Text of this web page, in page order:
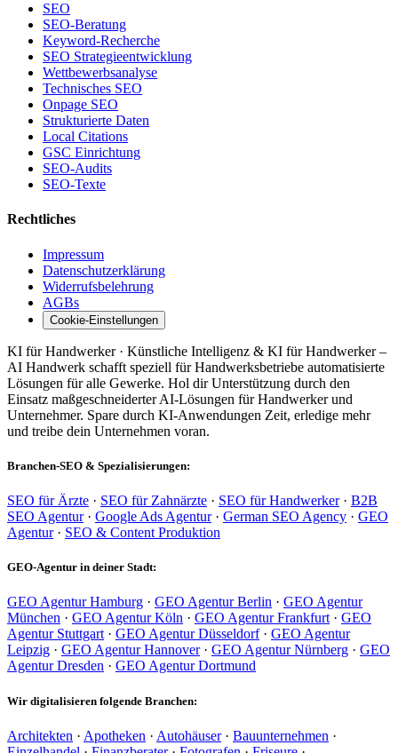
SEO
SEO-Beratung
Keyword-Recherche
SEO Strategieentwicklung
Wettbewerbsanalyse
Technisches SEO
Onpage SEO
Strukturierte Daten
Local Citations
GSC Einrichtung
SEO-Audits
SEO-Texte
Rechtliches
Impressum
Datenschutzerklärung
Widerrufsbelehrung
AGBs
Cookie-Einstellungen
KI für Handwerker · Künstliche Intelligenz & KI für Handwerker –
AI Handwerk schafft speziell für Handwerksbetriebe automatisierte
Lösungen für alle Gewerke. Hol dir Unterstützung durch den
Einsatz maßgeschneiderter AI-Lösungen für Handwerker und
Unternehmer. Spare durch KI-Anwendungen Zeit, erledige mehr
und treibe dein Unternehmen voran.
Branchen-SEO & Spezialisierungen:
SEO für Ärzte · SEO für Zahnärzte · SEO für Handwerker· B2B
SEO Agentur· Google Ads Agentur· German SEO Agency · GEO
Agentur· SEO & Content Produktion
GEO-Agentur in deiner Stadt:
GEO Agentur Hamburg · GEO Agentur Berlin · GEO Agentur
München · GEO Agentur Köln · GEO Agentur Frankfurt· GEO
Agentur Stuttgart· GEO Agentur Düsseldorf· GEO Agentur
Leipzig · GEO Agentur Hannover· GEO Agentur Nürnberg · GEO
Agentur Dresden · GEO Agentur Dortmund
Wir digitalisieren folgende Branchen:
Architekten · Apotheken · Autohäuser· Bauunternehmen ·